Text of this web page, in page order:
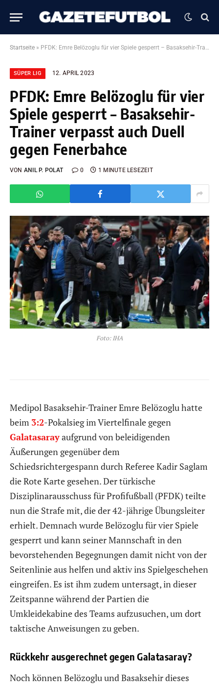
Startseite » PFDK: Emre Belözoglu für vier Spiele gesperrt – Basaksehir-Trainer verpasst auch Duell gegen Fenerbahce
SÜPER LIG 12. APRIL 2023
PFDK: Emre Belözoglu für vier
Spiele gesperrt – Basaksehir-
Trainer verpasst auch Duell
gegen Fenerbahce
VON ANIL P. POLAT 0 1 MINUTE LESEZEIT
Foto: IHA
Medipol Basaksehir-Trainer Emre Belözoglu hatte
beim 3:2-Pokalsieg im Viertelfinale gegen
Galatasarayaufgrund von beleidigenden
Äußerungen gegenüber dem
Schiedsrichtergespann durch Referee Kadir Saglam
die Rote Karte gesehen. Der türkische
Disziplinarausschuss für Profifußball (PFDK) teilte
nun die Strafe mit, die der 42-jährige Übungsleiter
erhielt. Demnach wurde Belözoglu für vier Spiele
gesperrt und kann seiner Mannschaft in den
bevorstehenden Begegnungen damit nicht von der
Seitenlinie aus helfen und aktiv ins Spielgeschehen
eingreifen. Es ist ihm zudem untersagt, in dieser
Zeitspanne während der Partien die
Umkleidekabine des Teams aufzusuchen, um dort
taktische Anweisungen zu geben.
Rückkehr ausgerechnet gegen Galatasaray?
Noch können Belözoglu und Basaksehir dieses